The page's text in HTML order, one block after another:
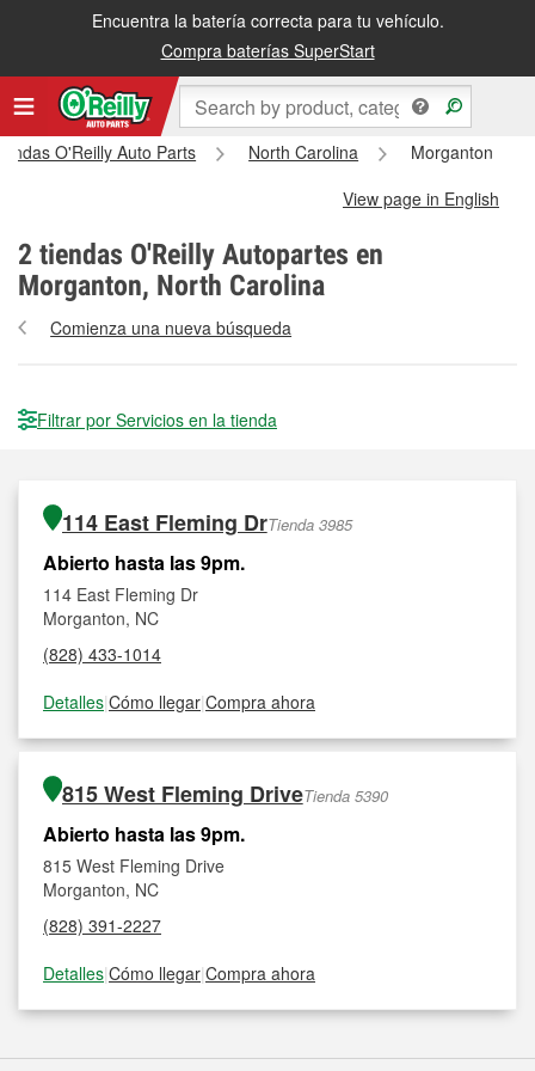
Encuentra la batería correcta para tu vehículo.
Compra baterías SuperStart
O'Reilly Auto Parts North Carolina
Morganton
View page in English
2 tiendas O'Reilly Autopartes en
Morganton, North Carolina
Comienza una nueva búsqueda
Filtrar por Servicios en la tienda
114 East Fleming DrTienda 3985
Abierto hasta las 9pm.
114 East Fleming Dr
Morganton, NC
(828) 433-1014
Detalles|Cómo llegar|Compra ahora
815 West Fleming DriveTienda 5390
Abierto hasta las 9pm.
815 West Fleming Drive
Morganton, NC
(828) 391-2227
Detalles|Cómo llegar|Compra ahora